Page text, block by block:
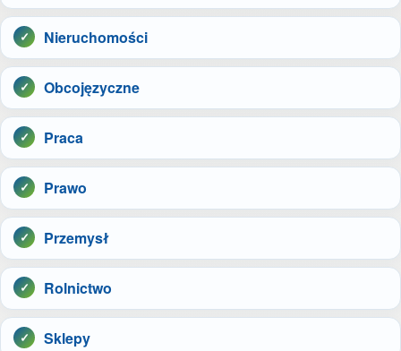
Nieruchomości
Obcojęzyczne
Praca
Prawo
Przemysł
Rolnictwo
Sklepy